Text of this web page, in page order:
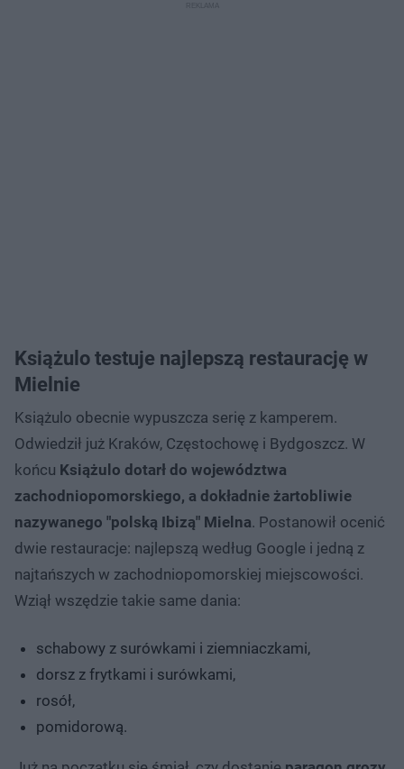
Książulo testuje najlepszą restaurację w
Mielnie
Książulo obecnie wypuszcza serię z kamperem.
Odwiedził już Kraków, Częstochowę i Bydgoszcz. W
końcu Książulo dotarł do województwa
zachodniopomorskiego, a dokładnie żartobliwie
nazywanego "polską Ibizą" Mielna. Postanowił ocenić
dwie restauracje: najlepszą według Google i jedną z
najtańszych w zachodniopomorskiej miejscowości.
Wziął wszędzie takie same dania:
schabowy z surówkami i ziemniaczkami,
dorsz z frytkami i surówkami,
rosół,
pomidorową.